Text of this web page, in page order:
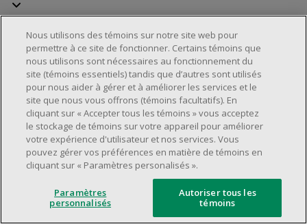
Localisateur de magasinsRelation avec les investisseurs
Partenaires immobiliers
Service à la clientèle
Foire aux questionsRappels de produitsNous joindre
Gestion des témoins
©2025 Dollarama Inc. Tous droits réservés.
Aspects juridiques
Politique d'accessibilité
Nous utilisons des témoins sur notre site web pour
permettre à ce site de fonctionner. Certains témoins que
nous utilisons sont nécessaires au fonctionnement du
site (témoins essentiels) tandis que d’autres sont utilisés
pour nous aider à gérer et à améliorer les services et le
site que nous vous offrons (témoins facultatifs). En
cliquant sur « Accepter tous les témoins » vous acceptez
le stockage de témoins sur votre appareil pour améliorer
votre expérience d'utilisateur et nos services. Vous
pouvez gérer vos préférences en matière de témoins en
cliquant sur « Paramètres personalisés ».
Paramètres
personnalisés
Autoriser tous les
témoins